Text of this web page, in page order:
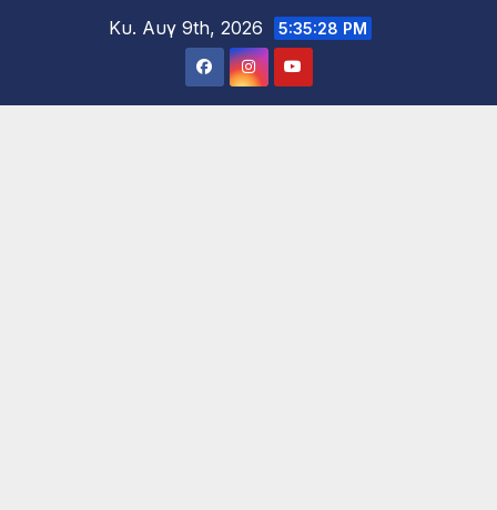
Κυ. Αυγ 9th, 2026 5:35:29 PM